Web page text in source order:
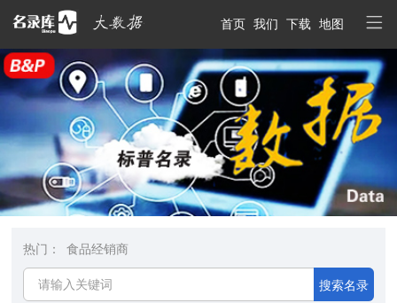
首页 我们 下载 地图
热门： 食品经销商
搜索名录